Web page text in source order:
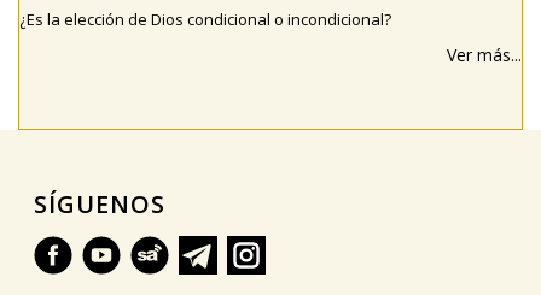
¿Es la elección de Dios condicional o incondicional?
Ver más...
SÍGUENOS